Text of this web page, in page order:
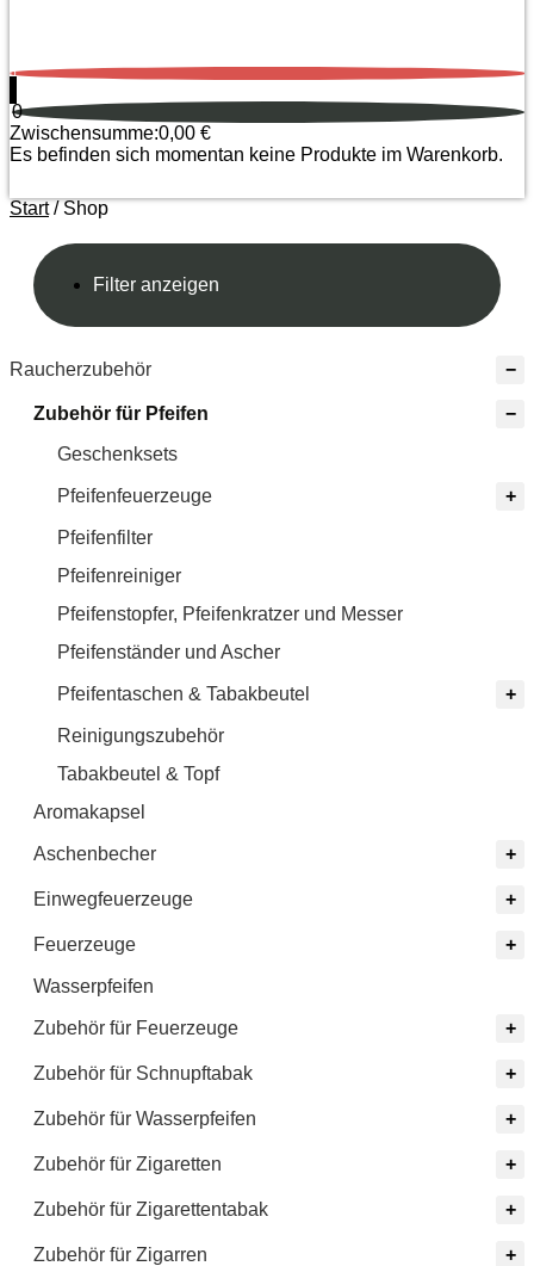
0
0
Zwischensumme:0,00 €
Es befinden sich momentan keine Produkte im Warenkorb.
Start/ Shop
Filter anzeigen
Raucherzubehör
Zubehör für Pfeifen
Geschenksets
Pfeifenfeuerzeuge
Pfeifenfilter
Pfeifenreiniger
Pfeifenstopfer, Pfeifenkratzer und Messer
Pfeifenständer und Ascher
Pfeifentaschen & Tabakbeutel
Reinigungszubehör
Tabakbeutel & Topf
Aromakapsel
Aschenbecher
Einwegfeuerzeuge
Feuerzeuge
Wasserpfeifen
Zubehör für Feuerzeuge
Zubehör für Schnupftabak
Zubehör für Wasserpfeifen
Zubehör für Zigaretten
Zubehör für Zigarettentabak
Zubehör für Zigarren